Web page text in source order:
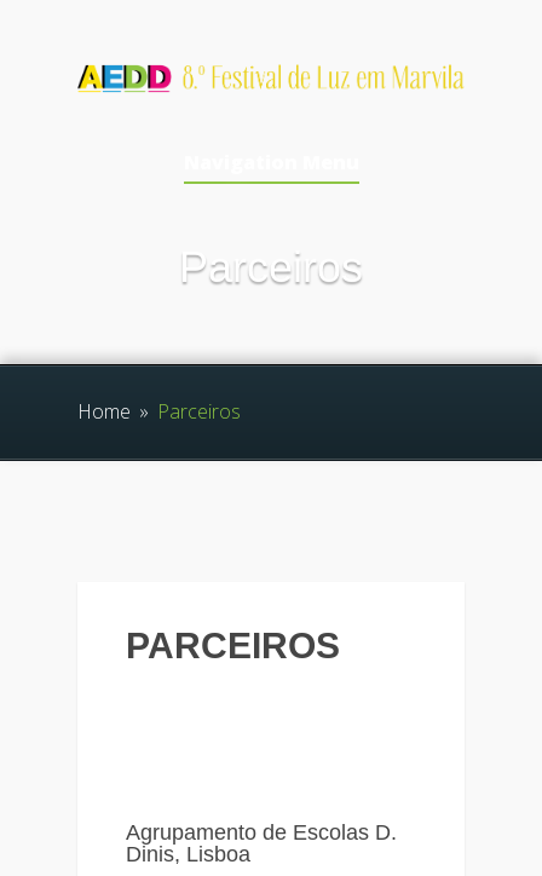
Parceiros
Home » Parceiros
PARCEIROS
Agrupamento de Escolas D.
Dinis, Lisboa